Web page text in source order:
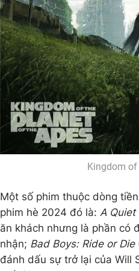
Kingdom
Một số phim thuộc dòng
phim hè 2024 đó là: A Quiet
ăn khách nhưng là phần có
nhận; Bad Boys: Ride or Die
đánh dấu sự trở lại của Will